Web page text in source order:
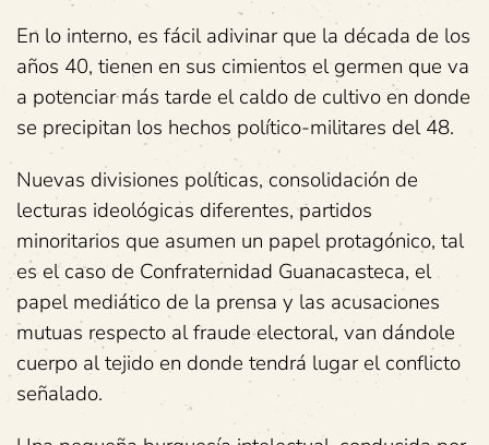
En lo interno, es fácil adivinar que la década de los
años 40, tienen en sus cimientos el germen que va
a potenciar más tarde el caldo de cultivo en donde
se precipitan los hechos político-militares del 48.
Nuevas divisiones políticas, consolidación de
lecturas ideológicas diferentes, partidos
minoritarios que asumen un papel protagónico, tal
es el caso de Confraternidad Guanacasteca, el
papel mediático de la prensa y las acusaciones
mutuas respecto al fraude electoral, van dándole
cuerpo al tejido en donde tendrá lugar el conflicto
señalado.